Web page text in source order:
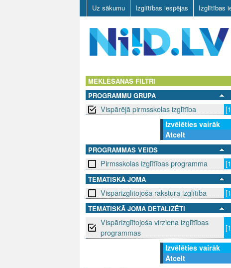
Uz sākumu Izglītības iespējas Izglītības
V
MEKLĒŠANAS FILTRI
PROGRAMMU GRUPA
Vispārējā pirmsskolas izglītība
Izvēlēties vairāk
Atcelt
PROGRAMMAS VEIDS
Pirmsskolas izglītības programma
TEMATISKĀ JOMA
Vispārizglītojoša rakstura izglītība
TEMATISKĀ JOMA DETALIZĒTI
Vispārizglītojoša virziena izglītības
programmas
Izvēlēties vairāk
Atcelt